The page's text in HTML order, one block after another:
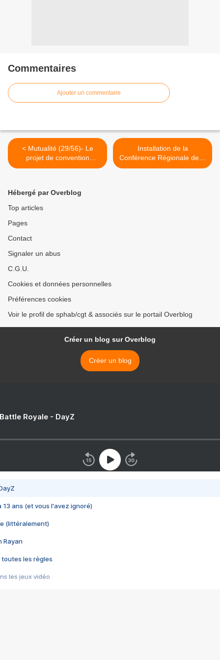
Commentaires
Ajouter un commentaire
< Mutualité (29/56)- Le
projet de convention
collective passe mal
Installation de la
Conférence Régionale de la
Santé et de l’Autonomie
Hébergé par Overblog
Top articles
Pages
Contact
Signaler un abus
C.G.U.
Cookies et données personnelles
Préférences cookies
Voir le profil de sphab/cgt & associés sur le portail Overblog
Créer un blog sur Overblog
Créer un blog
Royale - DayZ
13 ans (et vous l'avez ignoré)
(littéralement)
Rayan
toutes les règles
les jeux vidéo